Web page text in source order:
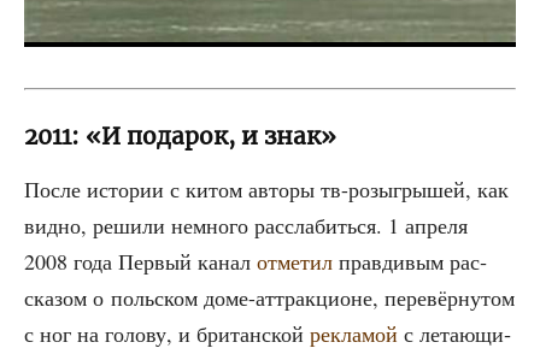
2011: «И подарок, и знак»
После исто­рии с китом авто­ры тв-розыг­ры­шей, как
вид­но, реши­ли немно­го рас­сла­бить­ся. 1 апре­ля
2008 года Пер­вый канал отме­тил прав­ди­вым рас­
ска­зом о поль­ском доме-аттрак­ци­оне, пере­вёр­ну­том
с ног на голо­ву, и бри­тан­ской рекла­мой с лета­ю­щи­